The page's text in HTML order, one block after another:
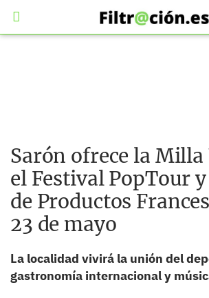
Sarón ofrece la Milla
el Festival PopTour
de Productos
23 de mayo
La localidad vivirá la unión del
gastronomía internacional y